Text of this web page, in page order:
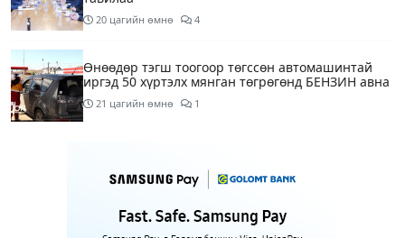
20 цагийн өмнө 4
Өнөөдөр тэгш тоогоор төгссөн автомашинтай
иргэд 50 хүртэлх мянган төгрөгөнд БЕНЗИН авна
21 цагийн өмнө 1
Өнөөдөр” Аавуудын баяр”-ын өдөр
1 өдрийн өмнө